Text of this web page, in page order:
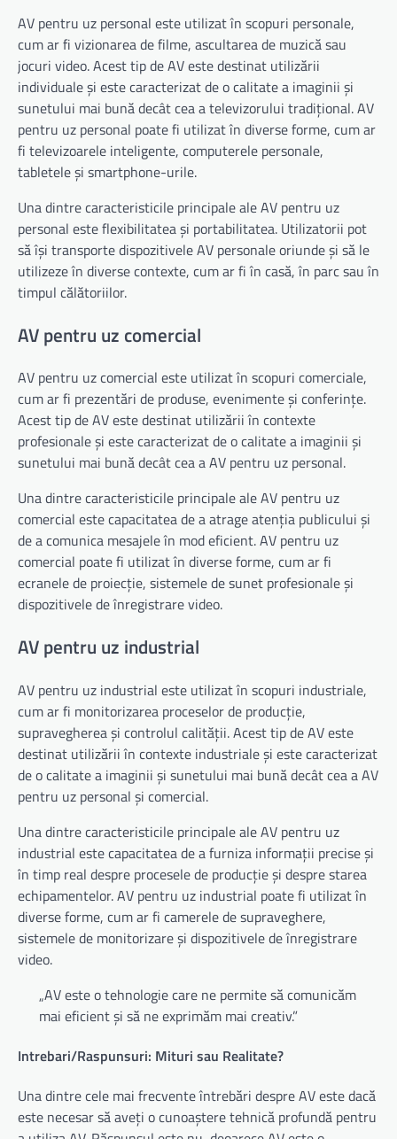
AV pentru uz personal este utilizat în scopuri personale,
cum ar fi vizionarea de filme, ascultarea de muzică sau
jocuri video. Acest tip de AV este destinat utilizării
individuale și este caracterizat de o calitate a imaginii și
sunetului mai bună decât cea a televizorului tradițional. AV
pentru uz personal poate fi utilizat în diverse forme, cum ar
fi televizoarele inteligente, computerele personale,
tabletele și smartphone-urile.
Una dintre caracteristicile principale ale AV pentru uz
personal este flexibilitatea și portabilitatea. Utilizatorii pot
să își transporte dispozitivele AV personale oriunde și să le
utilizeze în diverse contexte, cum ar fi în casă, în parc sau în
timpul călătoriilor.
AV pentru uz comercial
AV pentru uz comercial este utilizat în scopuri comerciale,
cum ar fi prezentări de produse, evenimente și conferințe.
Acest tip de AV este destinat utilizării în contexte
profesionale și este caracterizat de o calitate a imaginii și
sunetului mai bună decât cea a AV pentru uz personal.
Una dintre caracteristicile principale ale AV pentru uz
comercial este capacitatea de a atrage atenția publicului și
de a comunica mesajele în mod eficient. AV pentru uz
comercial poate fi utilizat în diverse forme, cum ar fi
ecranele de proiecție, sistemele de sunet profesionale și
dispozitivele de înregistrare video.
AV pentru uz industrial
AV pentru uz industrial este utilizat în scopuri industriale,
cum ar fi monitorizarea proceselor de producție,
supravegherea și controlul calității. Acest tip de AV este
destinat utilizării în contexte industriale și este caracterizat
de o calitate a imaginii și sunetului mai bună decât cea a AV
pentru uz personal și comercial.
Una dintre caracteristicile principale ale AV pentru uz
industrial este capacitatea de a furniza informații precise și
în timp real despre procesele de producție și despre starea
echipamentelor. AV pentru uz industrial poate fi utilizat în
diverse forme, cum ar fi camerele de supraveghere,
sistemele de monitorizare și dispozitivele de înregistrare
video.
„AV este o tehnologie care ne permite să comunicăm
mai eficient și să ne exprimăm mai creativ.”
Intrebari/Raspunsuri: Mituri sau Realitate?
Una dintre cele mai frecvente întrebări despre AV este dacă
este necesar să aveți o cunoaștere tehnică profundă pentru